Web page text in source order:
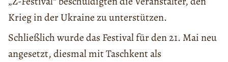
Krieg in der Ukraine zu unterstützen.
Schließlich wurde das Festival für den 21. Mai neu
angesetzt, diesmal mit Taschkent als